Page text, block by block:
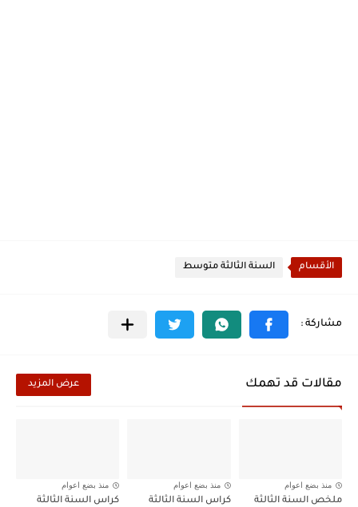
الأقسام السنة الثالثة متوسط
مقالات قد تهمك عرض المزيد
منذ بضع اعوام
ملخص السنة الثالثة
منذ بضع اعوام
كراس السنة الثالثة
منذ بضع اعوام
كراس السنة الثالثة